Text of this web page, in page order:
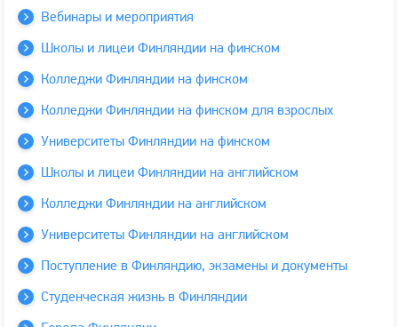
Вебинары и мероприятия
Школы и лицеи Финляндии на финском
Колледжи Финляндии на финском
Колледжи Финляндии на финском для взрослых
Университеты Финляндии на финском
Школы и лицеи Финляндии на английском
Колледжи Финляндии на английском
Университеты Финляндии на английском
Поступление в Финляндию, экзамены и документы
Студенческая жизнь в Финляндии